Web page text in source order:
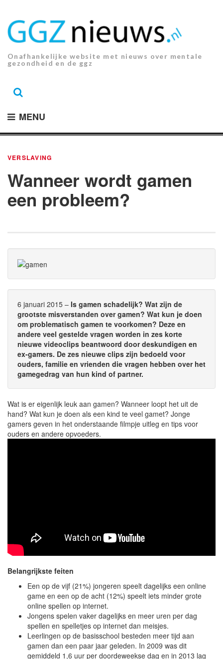
inhoud.
Onafhankelijke website met nieuws over mentale
gezondheid en de ggz
MENU
VERSLAVING
Wanneer wordt gamen
een probleem?
6 januari 2015 – Is gamen schadelijk? Wat zijn de
grootste misverstanden over gamen? Wat kun je doen
om problematisch gamen te voorkomen? Deze en
andere veel gestelde vragen worden in zes korte
nieuwe videoclips beantwoord door deskundigen en
ex-gamers. De zes nieuwe clips zijn bedoeld voor
ouders, familie en vrienden die vragen hebben over het
gamegedrag van hun kind of partner.
Wat is er eigenlijk leuk aan gamen? Wanneer loopt het uit de
hand? Wat kun je doen als een kind te veel gamet? Jonge
gamers geven in het onderstaande filmpje uitleg en tips voor
ouders en andere opvoeders.
Belangrijkste feiten
Een op de vijf (21%) jongeren speelt dagelijks een online
game en een op de acht (12%) speelt iets minder grote
online spellen op internet.
Jongens spelen vaker dagelijks en meer uren per dag
spellen en spelletjes op internet dan meisjes.
Leerlingen op de basisschool besteden meer tijd aan
gamen dan een paar jaar geleden. In 2009 was dit
gemiddeld 1,6 uur per doordeweekse dag en in 2013 lag